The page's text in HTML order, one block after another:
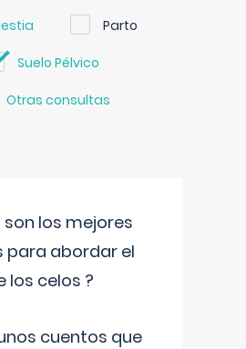
Parto
Suelo Pélvico
Otras consultas
son los mejores
para abordar el
los celos ?
cuentos que